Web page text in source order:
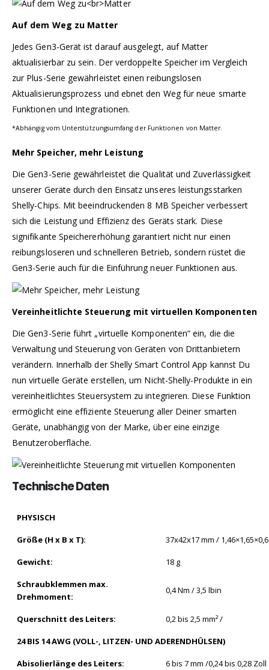
Auf dem Weg zu Matter
Jedes Gen3-Gerät ist darauf ausgelegt, auf Matter
aktualisierbar zu sein. Der verdoppelte Speicher im Vergleich
zur Plus-Serie gewährleistet einen reibungslosen
Aktualisierungsprozess und ebnet den Weg für neue smarte
Funktionen und Integrationen.
*Abhängig vom Unterstützungsumfang der Funktionen von Matter.
Mehr Speicher, mehr Leistung
Die Gen3-Serie gewährleistet die Qualität und Zuverlässigkeit
unserer Geräte durch den Einsatz unseres leistungsstarken
Shelly-Chips. Mit beeindruckenden 8 MB Speicher verbessert
sich die Leistung und Effizienz des Geräts stark. Diese
signifikante Speichererhöhung garantiert nicht nur einen
reibungsloseren und schnelleren Betrieb, sondern rüstet die
Gen3-Serie auch für die Einführung neuer Funktionen aus.
Vereinheitlichte Steuerung mit virtuellen Komponenten
Die Gen3-Serie führt „virtuelle Komponenten“ ein, die die
Verwaltung und Steuerung von Geräten von Drittanbietern
verändern. Innerhalb der Shelly Smart Control App kannst Du
nun virtuelle Geräte erstellen, um Nicht-Shelly-Produkte in ein
vereinheitlichtes Steuersystem zu integrieren. Diese Funktion
ermöglicht eine effiziente Steuerung aller Deiner smarten
Geräte, unabhängig von der Marke, über eine einzige
Benutzeroberfläche.
Technische Daten
PHYSISCH
Größe (H x B x T): 37x42x17 mm /
Gewicht: 18 g
Schraubklemmen max.
Drehmoment:
0,4 Nm / 3,5 lbin
Querschnitt des Leiters: 0,2 bis 2,5 mm² /
24 BIS 14 AWG (VOLL-, LITZEN- UND ADERENDHÜLSEN)
Abisolierlänge des Leiters: 6 bis 7 mm /0,24 bis 0,28 Zoll